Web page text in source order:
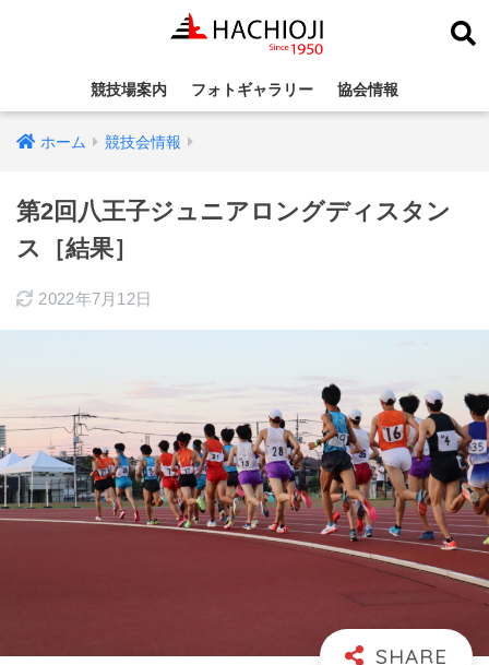
競技場案内 フォトギャラリー 協会情報
ホーム 競技会情報
第2回八王子ジュニアロングディスタン
ス［結果］
2022年7月12日